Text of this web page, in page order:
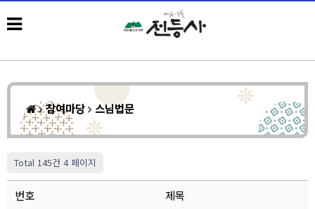
참여마당 스님법문
Total 145건 4 페이지
번호
제목